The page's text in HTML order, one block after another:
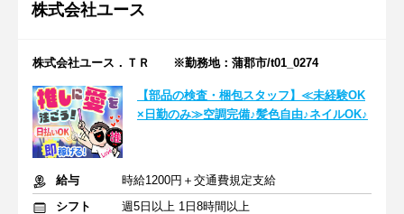
株式会社ユース
株式会社ユース．ＴＲ ※勤務地：蒲郡市/t01_0274
【部品の検査・梱包スタッフ】≪未経験OK
×日勤のみ≫空調完備♪髪色自由♪ネイルOK♪
給与
時給1200円＋交通費規定支給
シフト
週5日以上 1日8時間以上